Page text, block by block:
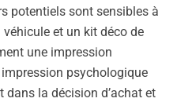
potentiels sont sensibles à
véhicule et un kit déco de
une impression
psychologique
dans la décision d’achat et